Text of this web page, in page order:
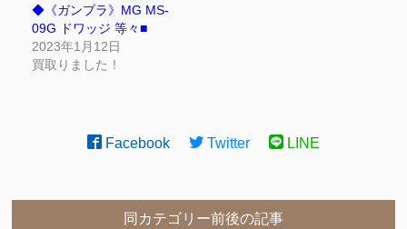
◆《ガンプラ》MG MS-
09G ドワッジ 等々■
2023年1月12日
買取りました！
Facebook Twitter LINE
同カテゴリー前後の記事